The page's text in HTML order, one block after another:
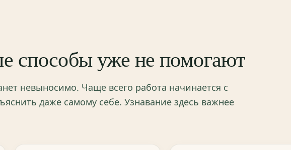
способы уже не помогают
невыносимо. Чаще всего работа начинается с
даже самому себе. Узнавание здесь важнее